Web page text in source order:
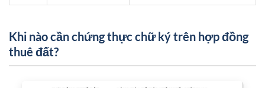
Khi nào cần chứng thực chữ ký trên hợp đồng
thuê đất?